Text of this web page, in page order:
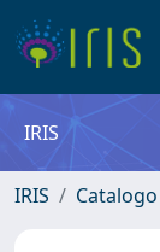
IRIS
IRIS